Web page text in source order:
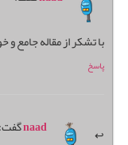
با تشکر از مقاله جامع
پاسخ
naadگفت: